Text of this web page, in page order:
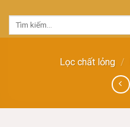
Tìm
Lọc chất lỏng /